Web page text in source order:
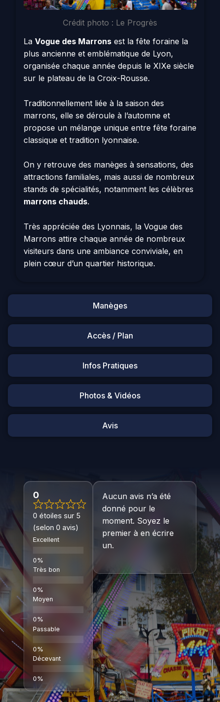
Manèges
Accès / Plan
Infos Pratiques
Photos & Vidéos
Avis
Crédit photo : Le Progrès
La Vogue des Marrons est la fête foraine la
plus ancienne et emblématique de Lyon,
organisée chaque année depuis le XIXe siècle
sur le plateau de la Croix-Rousse.
Traditionnellement liée à la saison des
marrons, elle se déroule à l’automne et
propose un mélange unique entre fête foraine
classique et tradition lyonnaise.
On y retrouve des manèges à sensations, des
attractions familiales, mais aussi de nombreux
stands de spécialités, notamment les célèbres
marrons chauds.
Très appréciée des Lyonnais, la Vogue des
Marrons attire chaque année de nombreux
visiteurs dans une ambiance conviviale, en
plein cœur d’un quartier historique.
0
0 étoiles sur 5
(selon 0 avis)
Excellent
Très bon
Moyen
Passable
Décevant
Aucun avis n’a été
donné pour le
moment. Soyez le
premier à en écrire
un.